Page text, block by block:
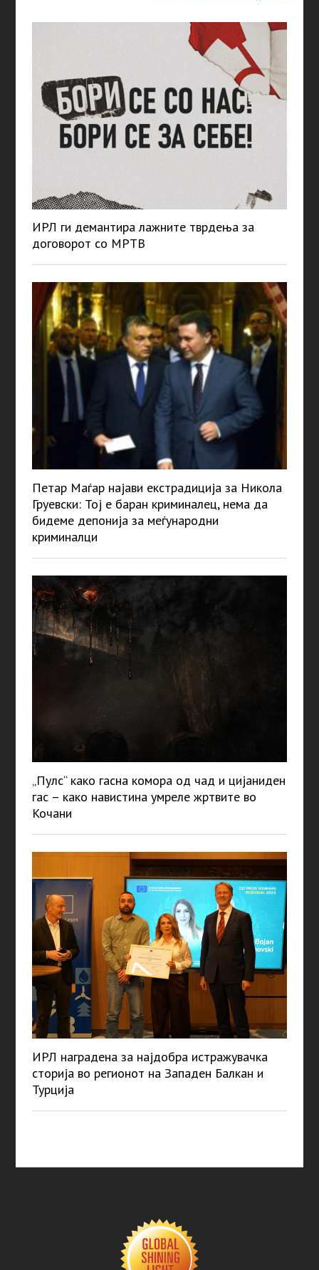
ИРЛ ги демантира лажните тврдења за
договорот со МРТВ
Петар Маѓар најави екстрадиција за Никола
Груевски: Тој е баран криминалец, нема да
бидеме депонија за меѓународни
криминалци
„Пулс“ како гасна комора од чад и цијаниден
гас – како навистина умреле жртвите во
Кочани
ИРЛ наградена за најдобра истражувачка
сторија во регионот на Западен Балкан и
Турција